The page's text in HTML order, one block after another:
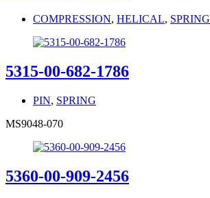
COMPRESSION, HELICAL, SPRING
5315-00-682-1786
PIN, SPRING
MS9048-070
5360-00-909-2456